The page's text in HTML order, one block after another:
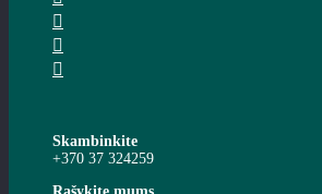
Skambinkite
+370 37 324259